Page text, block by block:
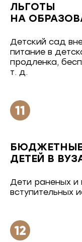
ЛЬГОТЫ
НА
Детский сад
питание в
продленка,
т. д.
БЮДЖЕТНЫЕ
ДЕТЕЙ В
Дети раненых и
вступительных